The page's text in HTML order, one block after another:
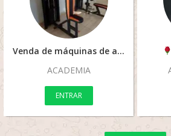
Venda de máquinas de academia novas Em Cuiabá Mato Grosso
ACADEMIA
ENTRAR